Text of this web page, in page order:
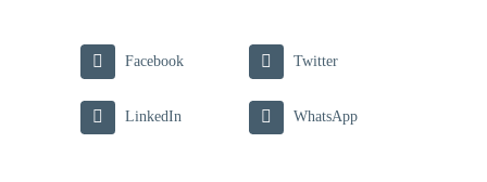
Facebook Twitter
LinkedIn WhatsApp